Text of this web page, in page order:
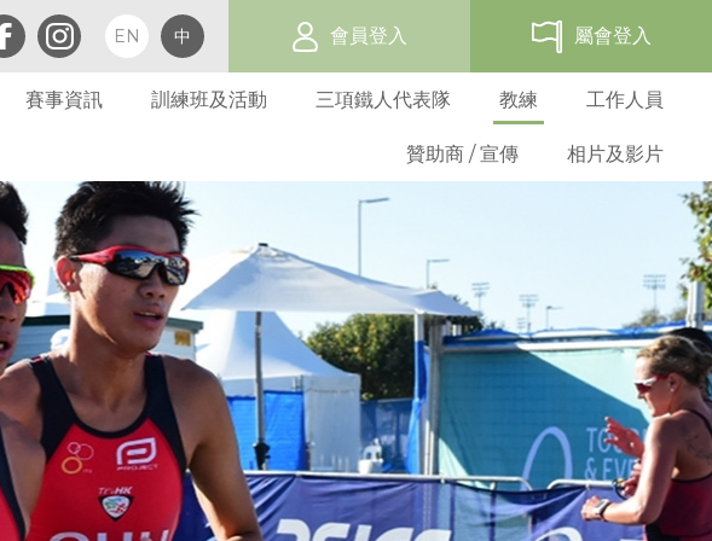
定義及闡析
會員
委員會
委員會會議
財務
告示
其他
EN 中 會員登入 屬會登入
網上報名
三項鐵人服裝
折扣優惠商
義務及守則
屬會申請
表格下載
賽事資訊
賽事活動報名表
三項鐵人世界盃 - 香港
海外賽事活動
比賽成績
比賽規例
週年聯賽獎
比賽條款
訓練班及活動
過往三項鐵人發展活動
成人基層訓練班
青少年基層訓練班
青苗訓練
分齡組別訓練
屬會活動
屬會訓練班
屬會活動
三項鐵人代表隊
代表隊資格及架構
基準測試
優秀運動員獎
港隊潛質隊員
發展隊隊員
教練
教練培訓班
三項鐵人教
教練進修課程
教練註冊
註冊教練名單
教練道德守則
表格下載
工作人員
贊助商 / 宣傳
贊助方法
廣告機會
相片及影片